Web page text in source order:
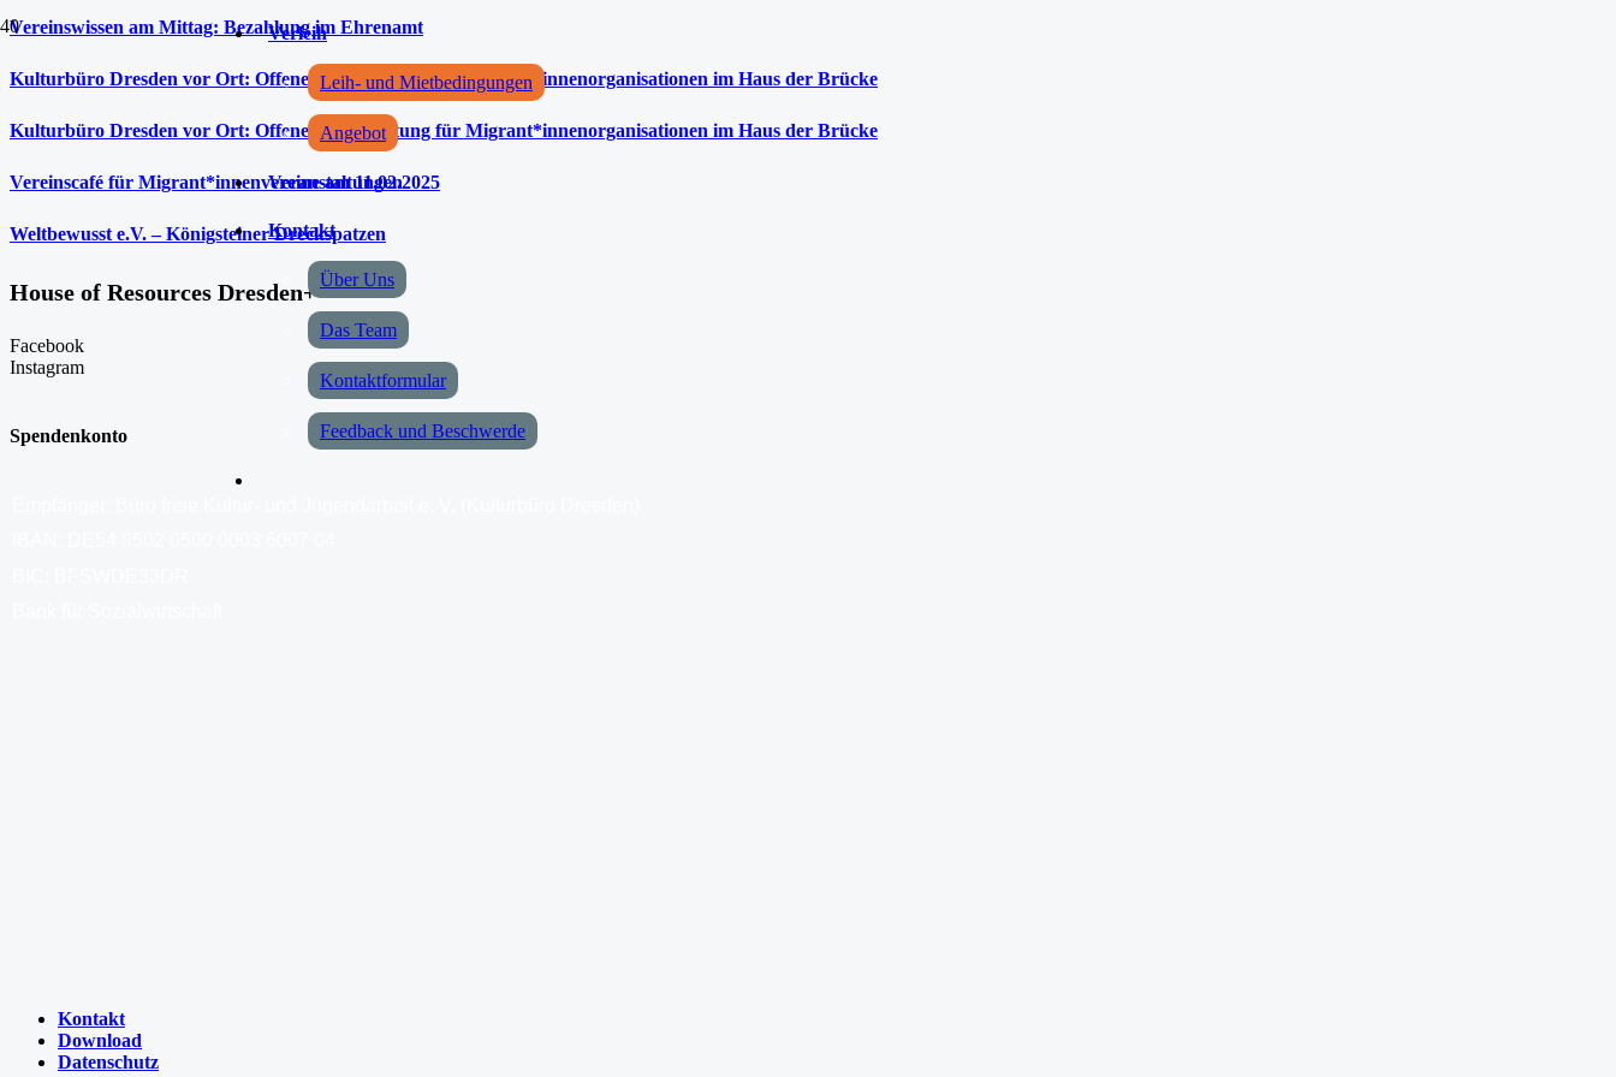
Verleih
Leih- und Mietbedingungen
Angebot
Veranstaltungen
Kontakt
Über Uns
Das Team
Kontaktformular
Feedback und Beschwerde
Vereinswissen am Mittag: Bezahlung im Ehrenamt
Kulturbüro Dresden vor Ort: Offene Kurzberatung für Migrant*innenorganisationen im Haus der Brücke
Kulturbüro Dresden vor Ort: Offene Kurzberatung für Migrant*innenorganisationen im Haus der Brücke
Vereinscafé für Migrant*innenvereine am 11.02.2025
Weltbewusst e.V. – Königsteiner Dreckspatzen
House of Resources Dresden+
Facebook
Instagram
Spendenkonto
Kontakt
Download
Datenschutz